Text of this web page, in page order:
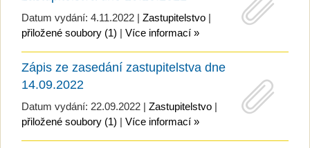
Datum vydání: 4.11.2022 | Zastupitelstvo |
přiložené soubory (1) | Více informací »
Zápis ze zasedání zastupitelstva dne
14.09.2022
Datum vydání: 22.09.2022 | Zastupitelstvo |
přiložené soubory (1) | Více informací »